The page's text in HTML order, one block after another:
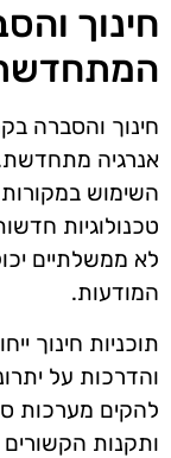
חינוך
חינוך והסברה
אנרגיה
השימוש במקורות
טכנולוגיות
לא ממשלתיים
המודעות.
תוכניות חינוך
והדרכות על
להקים מערכות
ותקנות